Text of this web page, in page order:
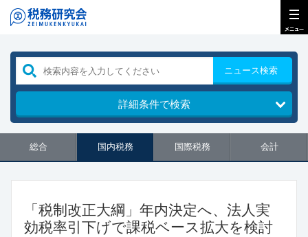
ニュース検索
詳細条件で検索
総合 国内税務 国際税務 会計
「税制改正大綱」年内決定へ、法人実
効税率引下げで課税ベース拡大を検討